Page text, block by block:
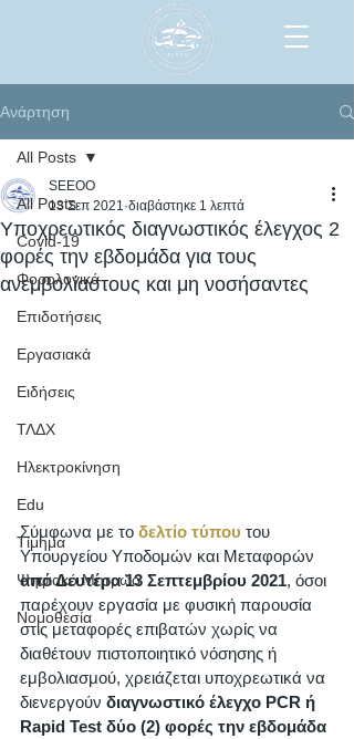
Ανάρτηση
All Posts
Covid-19
Φορολογικά
Επιδοτήσεις
Εργασιακά
Ειδήσεις
ΤΛΔΧ
Ηλεκτροκίνηση
Edu
Τίμημα
Ψηφιακό Μητρώο
Νομοθεσία
All Posts
Υποχρεωτικός διαγνωστικός έλεγχος 2
φορές την εβδομάδα για τους
ανεμβολίαστους και μη νοσήσαντες
SEEOO
13 Σεπ 2021 διαβάστηκε 1 λεπτά
Σύμφωνα με το δελτίο τύπου του
Υπουργείου Υποδομών και Μεταφορών
από Δευτέρα 13 Σεπτεμβρίου 2021, όσοι
παρέχουν εργασία με φυσική παρουσία
στις μεταφορές επιβατών χωρίς να
διαθέτουν πιστοποιητικό νόσησης ή
εμβολιασμού, χρειάζεται υποχρεωτικά να
διενεργούν διαγνωστικό έλεγχο PCR ή
Rapid Test δύο (2) φορές την εβδομάδα